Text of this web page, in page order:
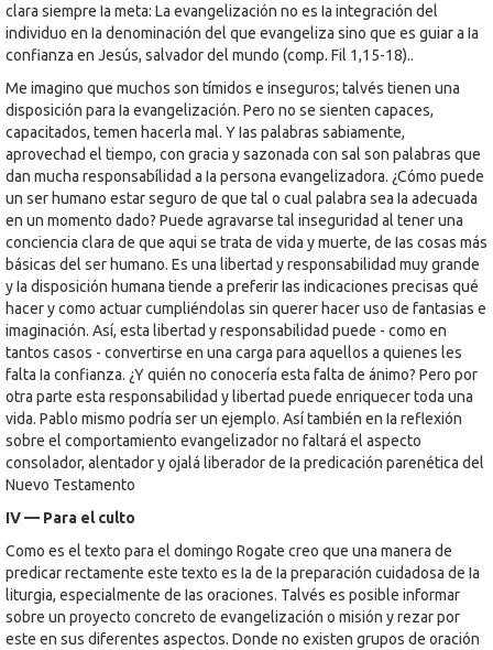
clara siempre Ia meta: La evangelización no es Ia integración del
individuo en Ia denominación del que evangeliza sino que es guiar a Ia
confianza en Jesús, salvador del mundo (comp. Fil 1,15-18)..
Me imagino que muchos son tímidos e inseguros; talvés tienen una
disposición para Ia evangelización. Pero no se sienten capaces,
capacitados, temen hacerla mal. Y Ias palabras sabiamente,
aprovechad el tiempo, con gracia y sazonada con sal son palabras que
dan mucha responsabílidad a Ia persona evangelizadora. ¿Cómo puede
un ser humano estar seguro de que tal o cual palabra sea Ia adecuada
en un momento dado? Puede agravarse tal inseguridad al tener una
conciencia clara de que aqui se trata de vida y muerte, de Ias cosas más
básicas del ser humano. Es una libertad y responsabilidad muy grande
y Ia disposición humana tiende a preferir Ias indicaciones precisas qué
hacer y como actuar cumpliéndolas sin querer hacer uso de fantasias e
imaginación. Así, esta libertad y responsabilidad puede - como en
tantos casos - convertirse en una carga para aquellos a quienes les
falta Ia confianza. ¿Y quién no conocería esta falta de ánimo? Pero por
otra parte esta responsabilidad y libertad puede enriquecer toda una
vida. Pablo mismo podría ser un ejemplo. Así también en Ia reflexión
sobre el comportamiento evangelizador no faltará el aspecto
consolador, alentador y ojalá liberador de Ia predicación parenética del
Nuevo Testamento
IV — Para el culto
Como es el texto para el domingo Rogate creo que una manera de
predicar rectamente este texto es Ia de Ia preparación cuidadosa de Ia
liturgia, especialmente de Ias oraciones. Talvés es posible informar
sobre un proyecto concreto de evangelización o misión y rezar por
este en sus diferentes aspectos. Donde no existen grupos de oración